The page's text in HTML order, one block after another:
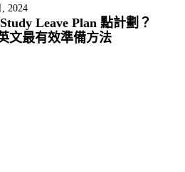
2024
Leave Plan 點計劃？
文最有效準備方法